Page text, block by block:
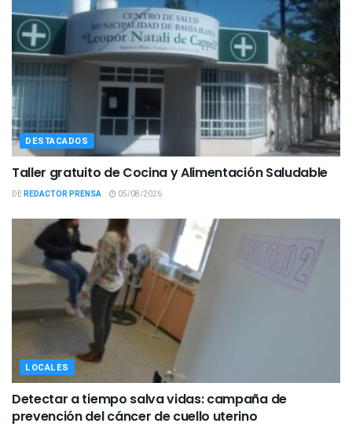
DESTACADOS
Taller gratuito de Cocina y Alimentación Saludable
DEREDACTOR PRENSA 05/08/2026
LOCALES
Detectar a tiempo salva vidas: campaña de
prevención del cáncer de cuello uterino